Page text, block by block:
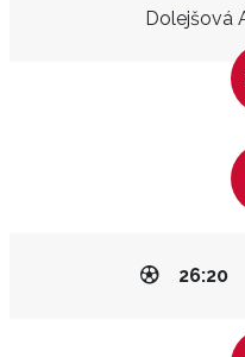
Dolejšová
26:20